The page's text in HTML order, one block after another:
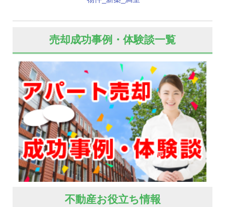
売却成功事例・体験談一覧
不動産お役立ち情報